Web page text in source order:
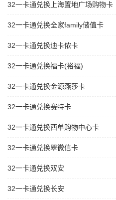
32一卡通兑换上海置地广场购物卡
32一卡通兑换全家family储值卡
32一卡通兑换迪卡侬卡
32一卡通兑换福卡(裕福)
32一卡通兑换金源燕莎卡
32一卡通兑换赛特卡
32一卡通兑换西单购物中心卡
32一卡通兑换翠微信卡
32一卡通兑换双安
32一卡通兑换长安